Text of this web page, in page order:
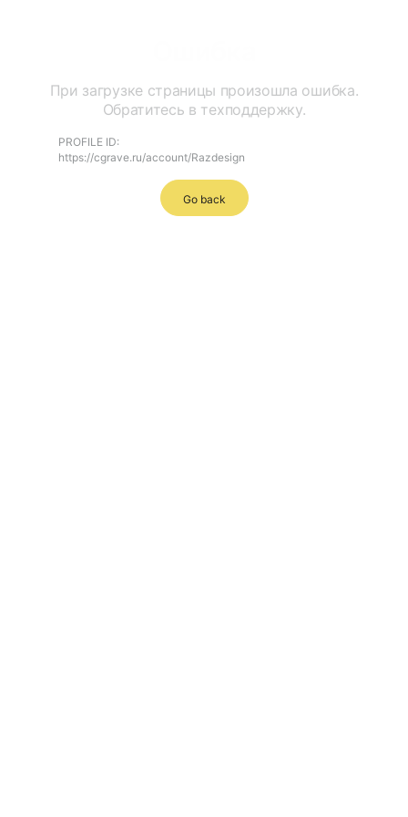
При загрузке страницы произошла ошибка.
Обратитесь в техподдержку.
PROFILE ID:
https://cgrave.ru/account/Razdesign
Go back